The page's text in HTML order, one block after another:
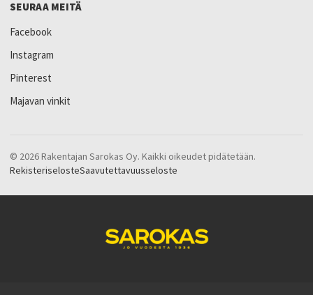
SEURAA MEITÄ
Facebook
Instagram
Pinterest
Majavan vinkit
© 2026 Rakentajan Sarokas Oy. Kaikki oikeudet pidätetään.
RekisteriselosteSaavutettavuusseloste